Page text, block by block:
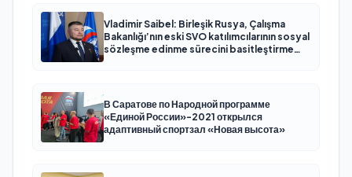
Vladimir Saibel: Birleşik Rusya, Çalışma
Bakanlığı’nın eski SVO katılımcılarının sosyal
sözleşme edinme sürecini basitleştirme
В Саратове по Народной программе
«Единой России»-2021 открылся
адаптивный спортзал «Новая высота»